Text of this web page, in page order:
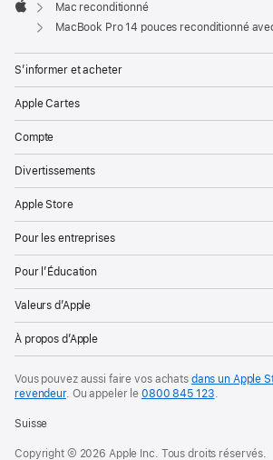
Apple
Mac reconditionné
MacBook Pro 14 pouces reconditionné avec puce Apple M5,
S’informer et acheter
Apple Cartes
Compte
Divertissements
Apple Store
Pour les entreprises
Pour l’Éducation
Valeurs d’Apple
À propos d’Apple
Vous pouvez aussi faire vos achats dans un Apple
revendeur. Ouappeler le0800 845 123.
Suisse
Copyright © 2026 Apple Inc. Tous droits réservés.